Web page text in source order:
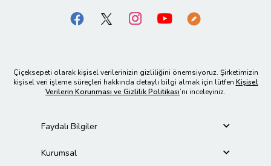
Çiçeksepeti olarak kişisel verilerinizin gizliliğini önemsiyoruz. Şirketimizin
kişisel veri işleme süreçleri hakkında detaylı bilgi almak için lütfen Kişisel
Verilerin Korunması ve Gizlilik Politikası’nı inceleyiniz.
Faydalı Bilgiler
Kurumsal